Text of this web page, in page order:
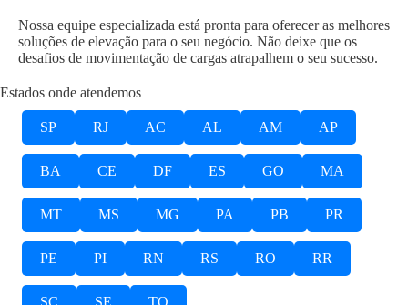
Nossa equipe especializada está pronta para oferecer as melhores
soluções de elevação para o seu negócio. Não deixe que os
desafios de movimentação de cargas atrapalhem o seu sucesso.
Estados onde atendemos
SP RJ AC AL AM AP
BA CE DF ES GO MA
MT MS MG PA PB PR
PE PI RN RS RO RR